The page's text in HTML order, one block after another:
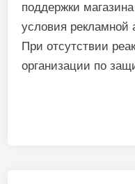
поддержки
условия рекламной
При отсутствии
организации по